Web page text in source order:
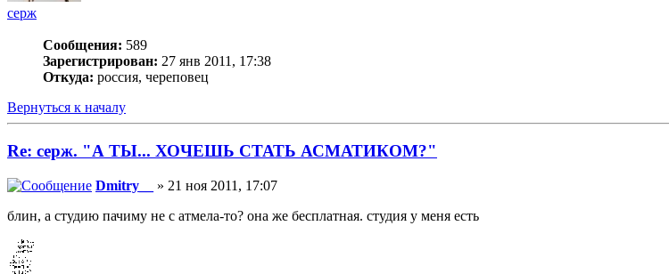
серж
Сообщения: 589
Зарегистрирован: 27 янв 2011, 17:38
Откуда: россия, череповец
Вернуться к началу
Re: серж. "А ТЫ... ХОЧЕШЬ СТАТЬ АСМАТИКОМ?"
Dmitry__
» 21 ноя 2011, 17:07
блин, а студию пачиму не с атмела-то? она же бесплатная. студия у меня есть